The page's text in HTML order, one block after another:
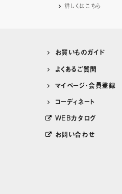
詳しくはこちら
お買いものガイド
よくあるご質問
マイページ・会員登録
コーディネート
WEBカタログ
お問い合わせ